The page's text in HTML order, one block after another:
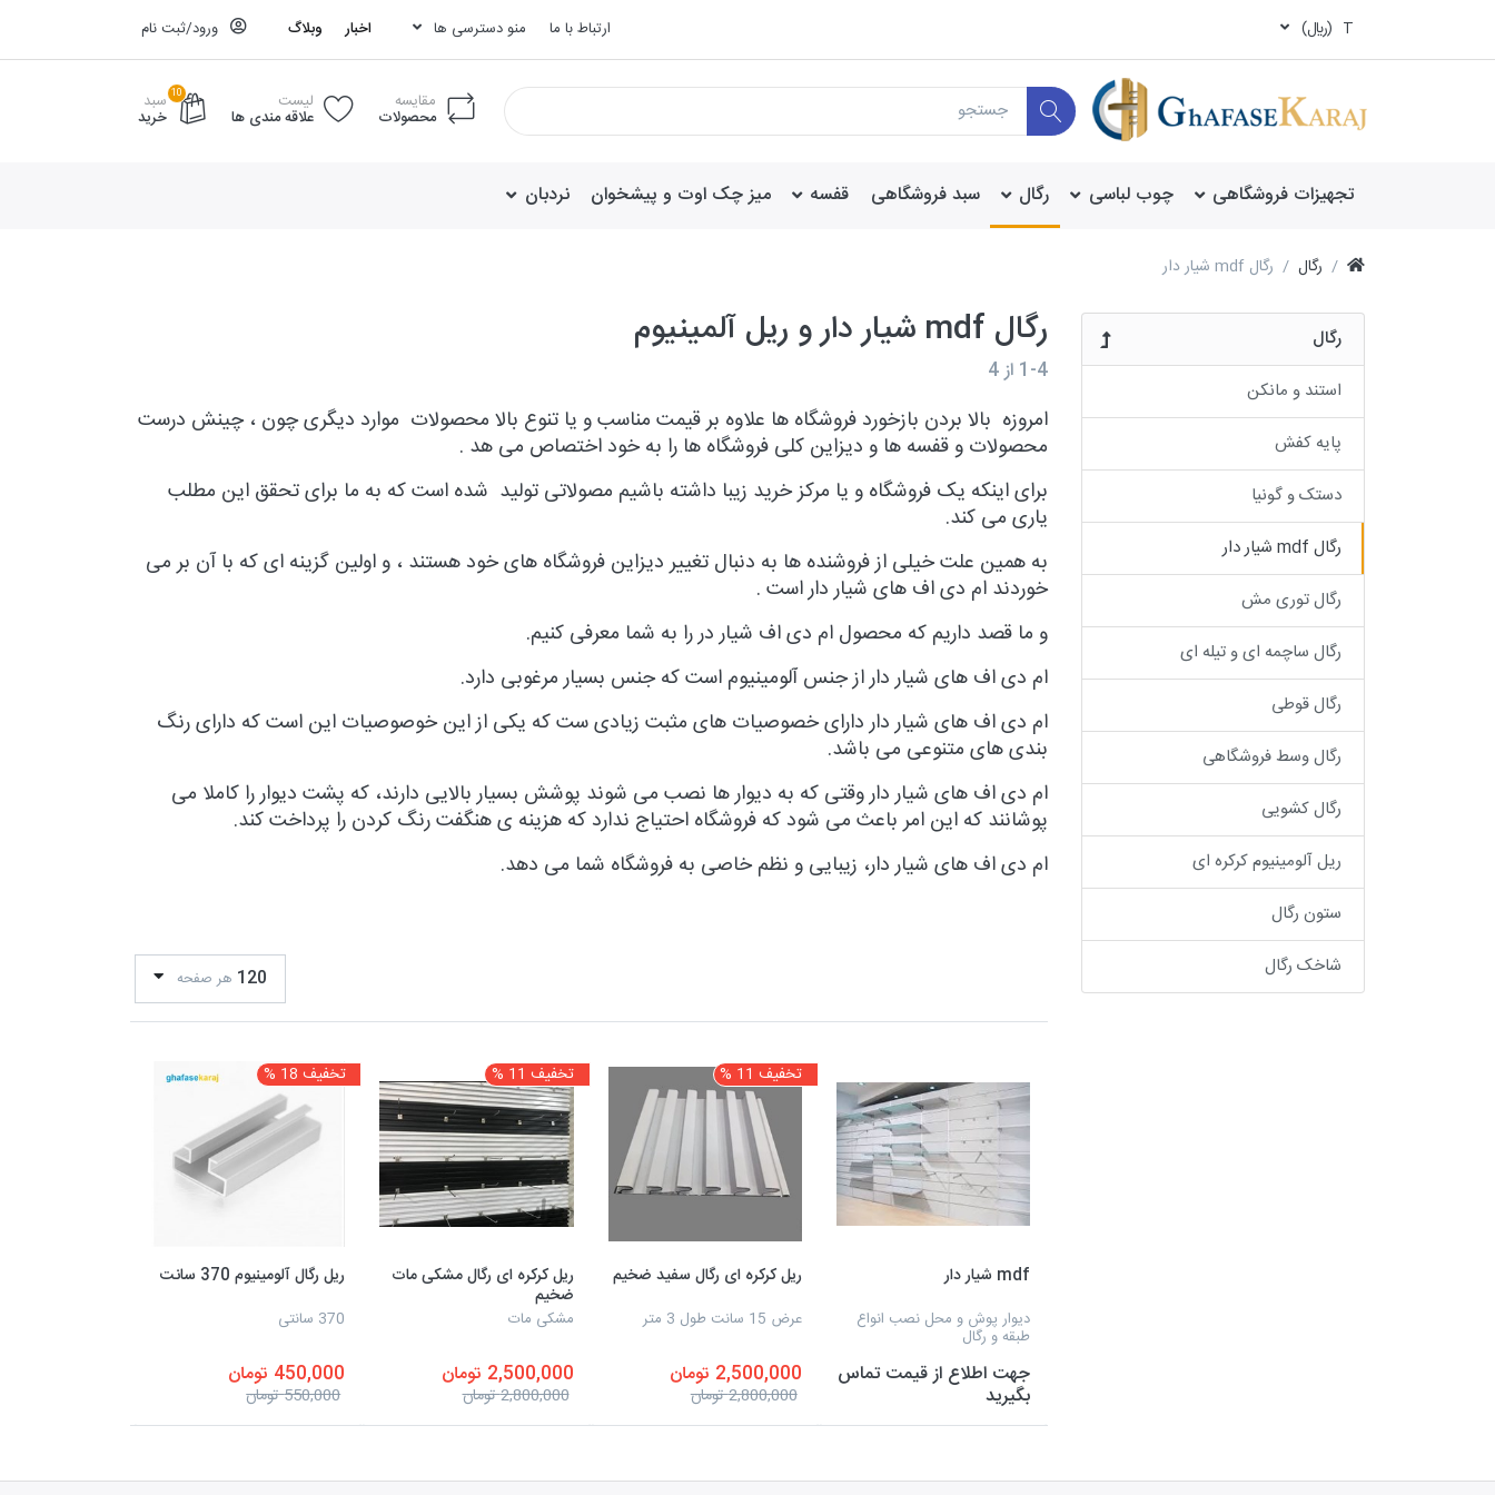
T (ريال) ارتباط با ما منو دسترسی ها اخبار وبلاگ ورود/ثبت نام
مقایسه
محصولات
لیست
علاقه مندی ها
10 سبد
خرید
تجهیزات فروشگاهی چوب لباسی رگال سبد فروشگاهی قفسه میز چک اوت و پیشخوان نردبان
رگال رگال mdf شیار دار
رگال
استند و مانکن
پایه کفش
دستک و گونیا
رگال mdf شیار دار
رگال توری مش
رگال ساچمه ای و تیله ای
رگال قوطی
رگال وسط فروشگاهی
رگال کشویی
ریل آلومینیوم کرکره ای
ستون رگال
شاخک رگال
رگال mdf شیار دار و ریل آلمینیوم
1-4 از4
امروزه بالا بردن بازخورد فروشگاه ها علاوه بر قیمت مناسب و یا تنوع بالا محصولات موارد دیگری چون ، چینش درست
محصولات و قفسه ها و دیزاین کلی فروشگاه ها را به خود اختصاص می هد .
برای اینکه یک فروشگاه و یا مرکز خرید زیبا داشته باشیم مصولاتی تولید شده است که به ما برای تحقق این مطلب
یاری می کند.
به همین علت خیلی از فروشنده ها به دنبال تغییر دیزاین فروشگاه های خود هستند ، و اولین گزینه ای که با آن بر می
خوردند ام دی اف های شیار دار است .
و ما قصد داریم که محصول ام دی اف شیار در را به شما معرفی کنیم.
ام دی اف های شیار دار از جنس آلومینیوم است که جنس بسیار مرغوبی دارد.
ام دی اف های شیار دار دارای خصوصیات های مثبت زیادی ست که یکی از این خوصوصیات این است که دارای رنگ
بندی های متنوعی می باشد.
ام دی اف های شیار دار وقتی که به دیوار ها نصب می شوند پوشش بسیار بالایی دارند، که پشت دیوار را کاملا می
پوشانند که این امر باعث می شود که فروشگاه احتیاج ندارد که هزینه ی هنگفت رنگ کردن را پرداخت کند.
ام دی اف های شیار دار، زیبایی و نظم خاصی به فروشگاه شما می دهد.
120 هر صفحه
mdf شیار دار
دیوار پوش و محل نصب انواع
طبقه و رگال
جهت اطلاع از قیمت تماس
بگیرید
تخفیف 11 %
ریل کرکره ای رگال سفید ضخیم
عرض 15 سانت طول 3 متر
2,500,000 تومان
2,800,000 تومان
تخفیف 11 %
ریل کرکره ای رگال مشکی مات
ضخیم
مشکی مات
2,500,000 تومان
2,800,000 تومان
تخفیف 18 %
ریل رگال آلومینیوم 370 سانت
370 سانتی
450,000 تومان
550,000 تومان